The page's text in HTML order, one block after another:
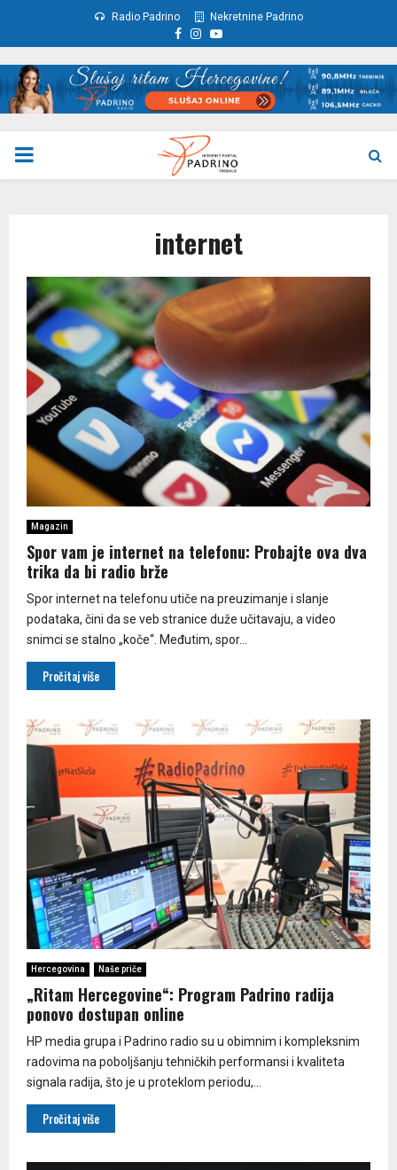
Radio Padrino Nekretnine Padrino
Facebook
Instagram
Youtube
PRIMARY
internet
Magazin
Spor vam je internet na telefonu: Probajte ova dva
trika da bi radio brže
Spor internet na telefonu utiče na preuzimanje i slanje
podataka, čini da se veb stranice duže učitavaju, a video
snimci se stalno „koče“. Međutim, spor...
Pročitaj više
Hercegovina Naše priče
„Ritam Hercegovine“: Program Padrino radija
ponovo dostupan online
HP media grupa i Padrino radio su u obimnim i kompleksnim
radovima na poboljšanju tehničkih performansi i kvaliteta
signala radija, što je u proteklom periodu,...
Pročitaj više